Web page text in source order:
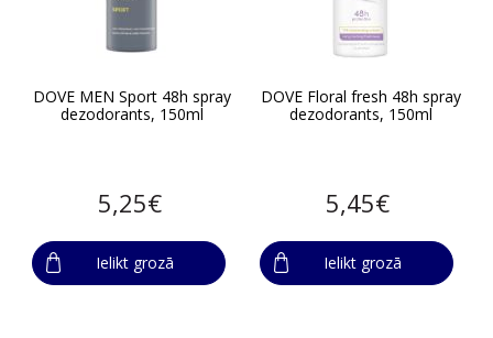
DOVE MEN Sport 48h spray
dezodorants, 150ml
5,25€
Ielikt grozā
DOVE Floral fresh 48h spray
dezodorants, 150ml
5,45€
Ielikt grozā